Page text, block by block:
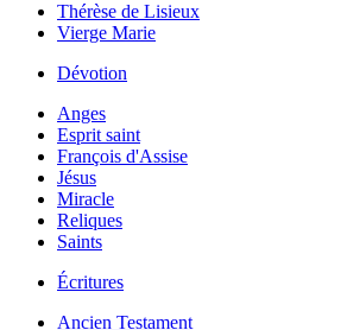
Thérèse de Lisieux
Vierge Marie
Dévotion
Anges
Esprit saint
François d'Assise
Jésus
Miracle
Reliques
Saints
Écritures
Ancien Testament